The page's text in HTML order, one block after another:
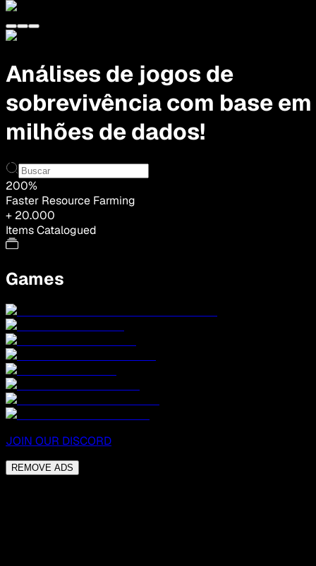
Análises de jogos de
sobrevivência com base em
milhões de dados!
200%
Faster Resource Farming
+ 20.000
Items Catalogued
Games
JOIN OUR DISCORD
REMOVE ADS